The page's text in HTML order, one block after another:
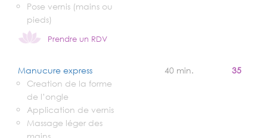
Pose vernis (mains ou
pieds)
Prendre un RDV
Manucure express
Creation de la forme
de l’ongle
Application de vernis
Massage léger des
40 min. 35